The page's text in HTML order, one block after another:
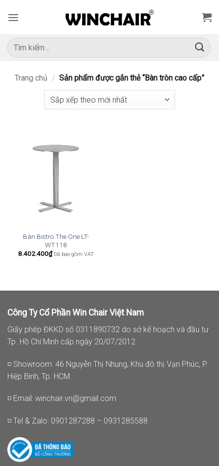
qua
dung
Tìm
kiếm:
Trang chủ / Sản phẩm được gắn thẻ “Bàn tròn cao cấp”
Bàn Bistro The One LT-
WT118
8.402.400₫ Đã bao gồm VAT
Công Ty Cổ Phần Win Chair Việt Nam
Giấy phép ĐKKD số 0311890732 do sở kế hoạch và đầu tư
Tp. Hồ Chí Minh cấp ngày 20/07/2012
◽ Showroom: 46 Nguyễn Thị Nhung, Khu đô thị Vạn Phúc, P.
Hiệp Bình, Tp. HCM
◽ Email: winchair.vn@gmail.com
◽ Tel & Zalo: 0901287288 – 0931285588